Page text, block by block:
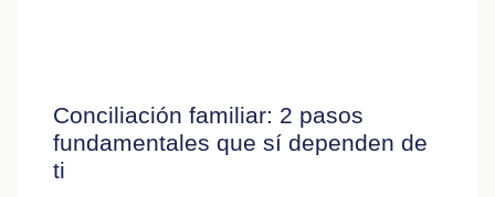
Conciliación familiar: 2 pasos
fundamentales que sí dependen de
ti